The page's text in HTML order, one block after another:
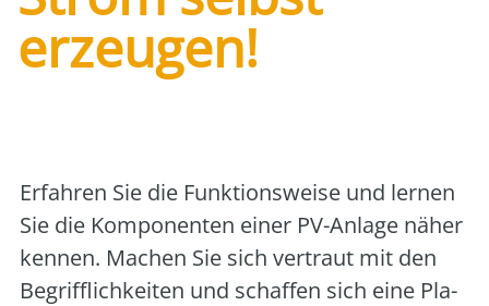
erzeugen!
Erfah­ren Sie die Funk­ti­ons­wei­se und ler­nen
Sie die Kom­po­nen­ten einer PV-Anla­ge näher
ken­nen. Machen Sie sich ver­traut mit den
Begriff­lich­kei­ten und schaf­fen sich eine Pla­